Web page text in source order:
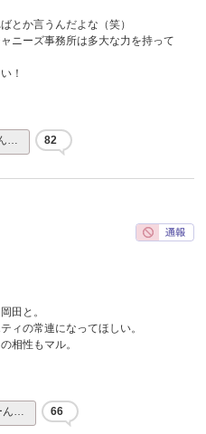
とか言うんだよな（笑）
ニーズ事務所は多大な力を持って
！
… 82
田と。
ィの常連になってほしい。
相性もマル。
ん… 66